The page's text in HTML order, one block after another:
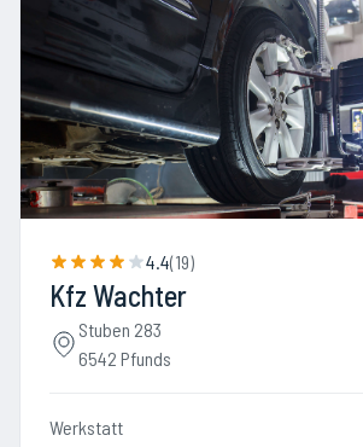
4.4(19)
Kfz Wachter
Stuben 283
6542 Pfunds
Werkstatt